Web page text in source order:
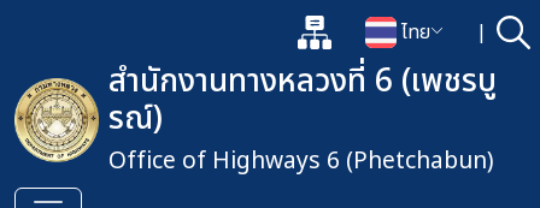
แผนผังเว็บไซต์
เปลี่ยนภาษา
ไทย | ค้
เปิดกล่องค้นหาข้อมูลหลักของเ
สำนักงานทางหลวงที่ 6 (เพชรบู
รณ์)
Office of Highways 6 (Phetchabun)